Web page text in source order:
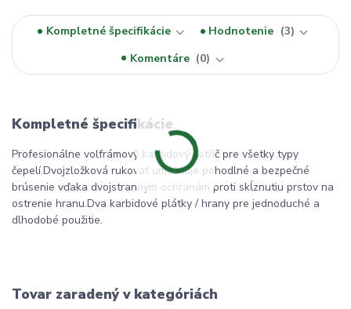
Kompletné špecifikácie Hodnotenie
3
Komentáre
0
Kompletné špecifikácie
Profesionálne volfrámový karbidový ostřič pre všetky typy
čepelí.Dvojzložková rukoväť umožňuje pohodlné a bezpečné
brúsenie vďaka dvojstranným ochranám proti skĺznutiu prstov na
ostrenie hranu.Dva karbidové plátky / hrany pre jednoduché a
dlhodobé použitie.
Tovar zaradený v kategóriách